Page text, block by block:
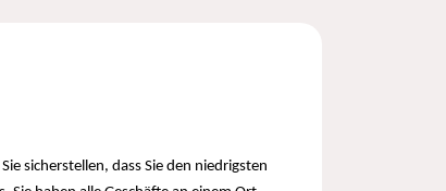
sicherstellen, dass Sie den niedrigsten